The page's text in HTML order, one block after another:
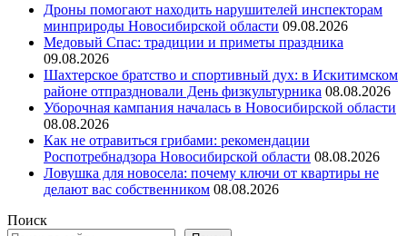
Дроны помогают находить нарушителей инспекторам
минприроды Новосибирской области 09.08.2026
Медовый Спас: традиции и приметы праздника
09.08.2026
Шахтерское братство и спортивный дух: в Искитимском
районе отпраздновали День физкультурника 08.08.2026
Уборочная кампания началась в Новосибирской области
08.08.2026
Как не отравиться грибами: рекомендации
Роспотребнадзора Новосибирской области 08.08.2026
Ловушка для новосела: почему ключи от квартиры не
делают вас собственником 08.08.2026
Поиск